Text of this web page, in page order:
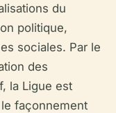
du
politique,
sociales. Par le
des
la Ligue est
façonnement